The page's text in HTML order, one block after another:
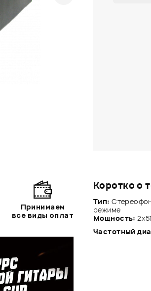
Коротко о
Тип:
режиме
Мощность:
Частотный
Принимаем
все виды оплат